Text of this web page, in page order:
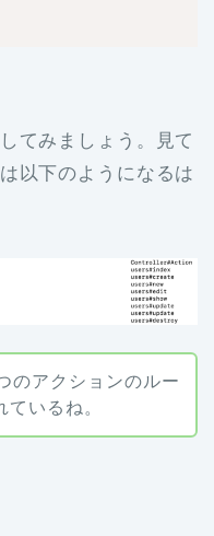
てみましょう。見て
以下のようになるは
のアクションのルー
いるね。